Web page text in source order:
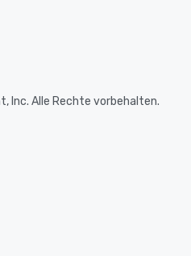
Inc. Alle Rechte vorbehalten.